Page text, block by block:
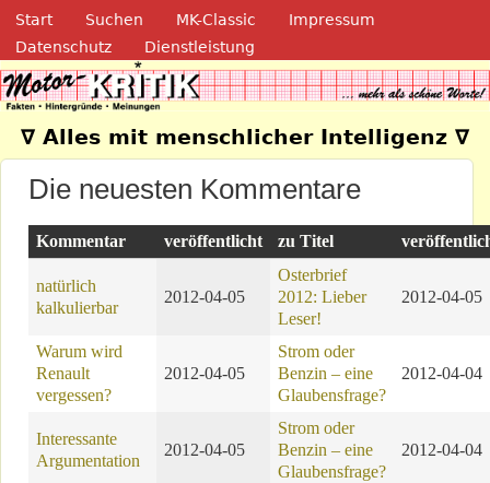
Direkt zum Inhalt
Navigation
Start Suchen MK-Classic
Impressum
Datenschutz
Dienstleistung
Motor-Kritik.de
∇ Alles mit menschlicher Intelligenz ∇
Die neuesten Kommentare
Kommentar veröffentlicht zu Titel
natürlich
kalkulierbar
2012-04-05
Osterbrief
2012: Lieber
Leser!
2012-04-05
Warum wird
Renault
vergessen?
2012-04-05
Strom oder
Benzin – eine
Glaubensfrage?
2012-04-04
Interessante
Argumentation
2012-04-05
Strom oder
Benzin – eine
Glaubensfrage?
2012-04-04